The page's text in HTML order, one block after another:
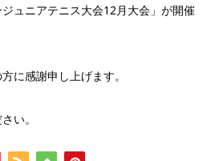
ュニアテニス大会12月大会」が開催
に感謝申し上げます。
い。